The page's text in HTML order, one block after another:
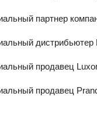
партнер
дистрибьютер
продавец
продавец